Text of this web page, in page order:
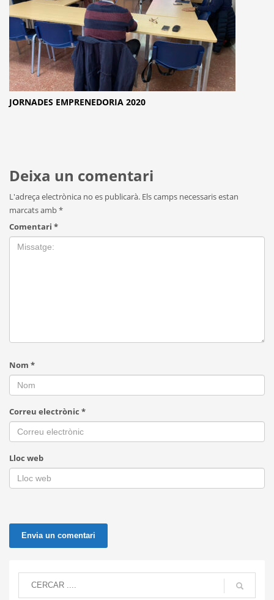
JORNADES EMPRENEDORIA 2020
Deixa un comentari
L'adreça electrònica no es publicarà. Els camps necessaris estan
marcats amb*
Comentari *
Nom *
Correu electrònic *
Lloc web